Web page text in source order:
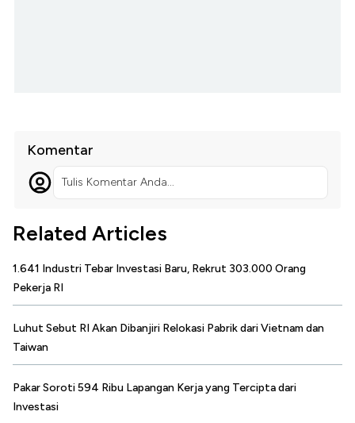
Komentar
Tulis Komentar Anda...
Related Articles
1.641 Industri Tebar Investasi Baru, Rekrut 303.000 Orang
Pekerja RI
Luhut Sebut RI Akan Dibanjiri Relokasi Pabrik dari Vietnam dan
Taiwan
Pakar Soroti 594 Ribu Lapangan Kerja yang Tercipta dari
Investasi